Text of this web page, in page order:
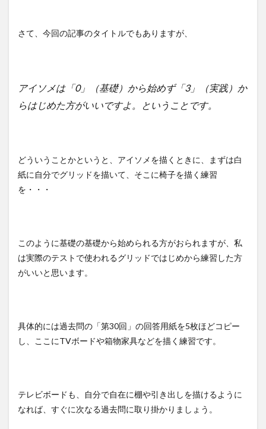
さて、今回の記事のタイトルでもありますが、
アイソメは「0」（基礎）から始めず「3」（実践）か
らはじめた方がいいですよ。ということです。
どういうことかというと、アイソメを描くときに、まずは白
紙に自分でグリッドを描いて、そこに椅子を描く練習
を・・・
このように基礎の基礎から始められる方がおられますが、私
は実際のテストで使われるグリッドではじめから練習した方
がいいと思います。
具体的には過去問の「第30回」の回答用紙を5枚ほどコピー
し、ここにTVボードや箱物家具などを描く練習です。
テレビボードも、自分で自在に棚や引き出しを描けるように
なれば、すぐに次なる過去問に取り掛かりましょう。